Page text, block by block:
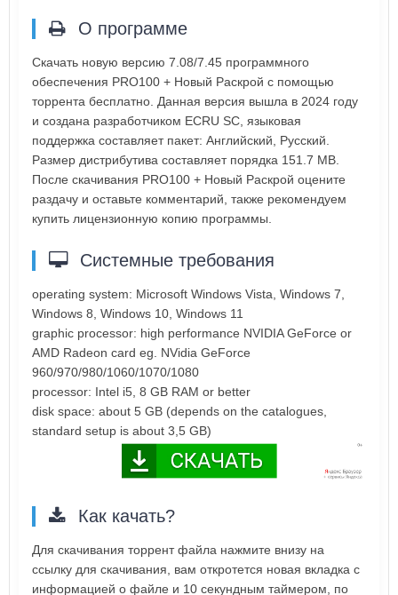
О программе
Скачать новую версию 7.08/7.45 программного
обеспечения PRO100 + Новый Раскрой с помощью
торрента бесплатно. Данная версия вышла в 2024 году
и создана разработчиком ECRU SC, языковая
поддержка составляет пакет: Английский, Русский.
Размер дистрибутива составляет порядка 151.7 MB.
После скачивания PRO100 + Новый Раскрой оцените
раздачу и оставьте комментарий, также рекомендуем
купить лицензионную копию программы.
Системные требования
operating system: Microsoft Windows Vista, Windows 7,
Windows 8, Windows 10, Windows 11
graphic processor: high performance NVIDIA GeForce or
AMD Radeon card eg. NVidia GeForce
960/970/980/1060/1070/1080
processor: Intel i5, 8 GB RAM or better
disk space: about 5 GB (depends on the catalogues,
standard setup is about 3,5 GB)
Как качать?
Для скачивания торрент файла нажмите внизу на
ссылку для скачивания, вам откротется новая вкладка с
информацией о файле и 10 секундным таймером, по